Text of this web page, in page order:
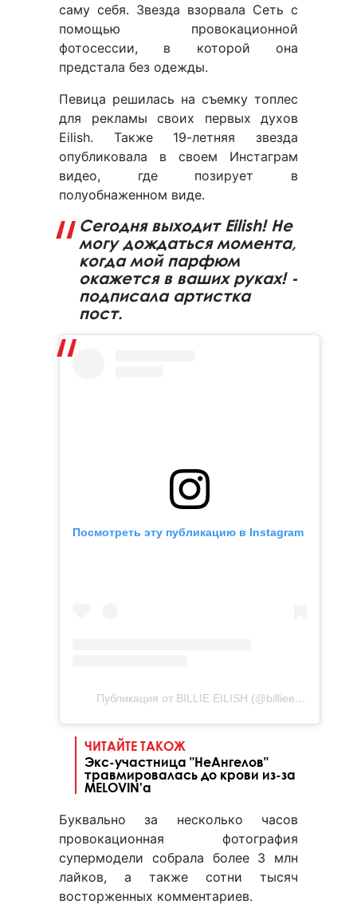
саму себя. Звезда взорвала Сеть с
помощью провокационной
фотосессии, в которой она
предстала без одежды.
Певица решилась на съемку топлес
для рекламы своих первых духов
Eilish. Также 19-летняя звезда
опубликовала в своем Инстаграм
видео, где позирует в
полуобнаженном виде.
Сегодня выходит Eilish! Не
могу дождаться момента,
когда мой парфюм
окажется в ваших руках! -
подписала артистка
пост.
Посмотреть эту публикацию в Instagram
Публикация от BILLIE EILISH (@billieeilish)
ЧИТАЙТЕ ТАКОЖ
Экс-участница "НеАнгелов"
травмировалась до крови из-за
MELOVIN'а
Буквально за несколько часов
провокационная фотография
супермодели собрала более 3 млн
лайков, а также сотни тысяч
восторженных комментариев.